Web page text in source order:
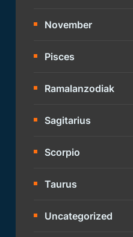
November
Pisces
Ramalanzodiak
Sagitarius
Scorpio
Taurus
Uncategorized